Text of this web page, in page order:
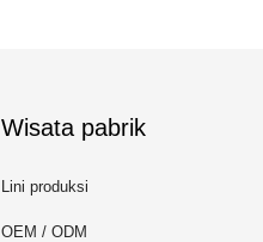
Wisata pabrik
Lini produksi
OEM / ODM